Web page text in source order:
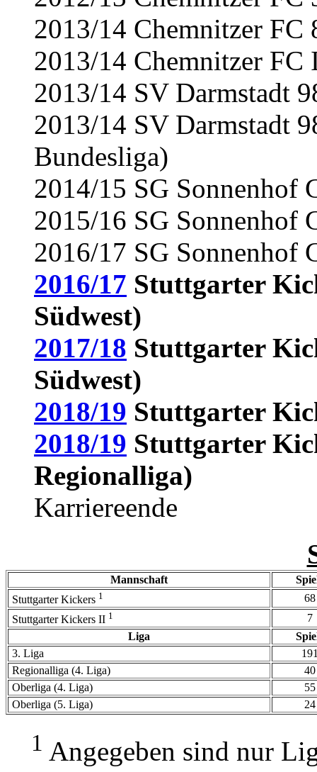
2013/14 Chemnitzer FC
2013/14 Chemnitzer
2013/14 SV Darmstadt
2013/14 SV Darmstadt
Bundesliga)
2014/15 SG Sonnenhof
2015/16 SG Sonnenhof
2016/17 SG Sonnenhof
2016/17 Stuttgarter
Südwest)
2017/18 Stuttgarter
Südwest)
2018/19 Stuttgarter
2018/19 Stuttgarter
Regionalliga)
Karriereende
Mannschaft
Stuttgarter Kickers 1
68
Stuttgarter Kickers II 1
7
Liga
3. Liga
Regionalliga (4. Liga)
40
Oberliga (4. Liga)
55
Oberliga (5. Liga)
24
1 Angegeben sind nur